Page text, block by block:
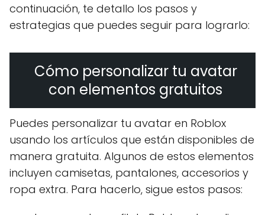
continuación, te detallo los pasos y
estrategias que puedes seguir para lograrlo:
Cómo personalizar tu avatar
con elementos gratuitos
Puedes personalizar tu avatar en Roblox
usando los artículos que están disponibles de
manera gratuita. Algunos de estos elementos
incluyen camisetas, pantalones, accesorios y
ropa extra. Para hacerlo, sigue estos pasos: